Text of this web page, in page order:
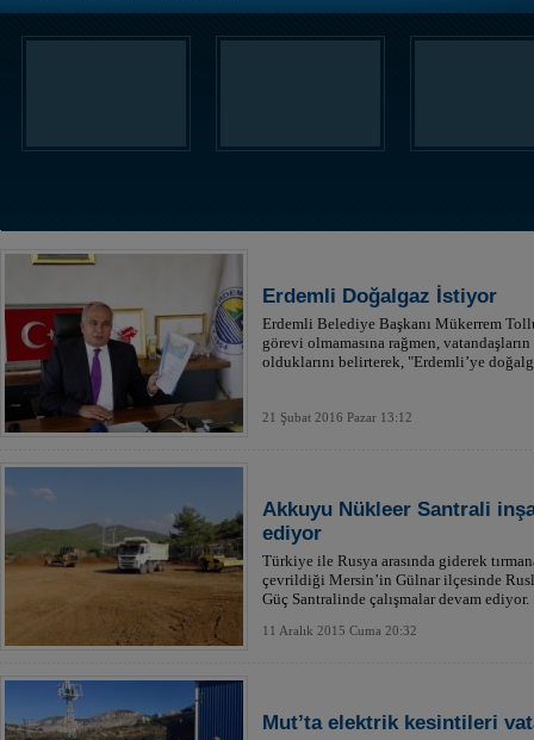
Erdemli Doğalgaz İstiyor
Erdemli Belediye Başkanı Mükerrem
görevi olmamasına rağmen,
olduklarını belirterek, "Erdemli’ye
21 Şubat 2016 Pazar 13:12
Akkuyu Nükleer Santrali
ediyor
Türkiye ile Rusya arasında giderek
çevrildiği Mersin’in Gülnar ilçesinde
Güç Santralinde çalışmalar devam ediyor.
11 Aralık 2015 Cuma 20:32
Mut’ta elektrik kesintileri